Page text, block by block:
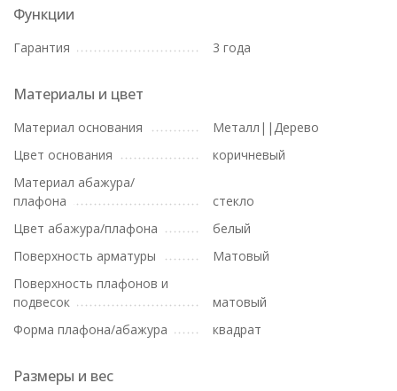
Функции
Гарантия 3 года
Материалы и цвет
Материал основания
Металл||Дерево
Цвет основания
коричневый
Материал абажура/
плафона
стекло
Цвет абажура/плафона
белый
Поверхность арматуры
Матовый
Поверхность плафонов и
подвесок
матовый
Форма плафона/абажура
квадрат
Размеры и вес